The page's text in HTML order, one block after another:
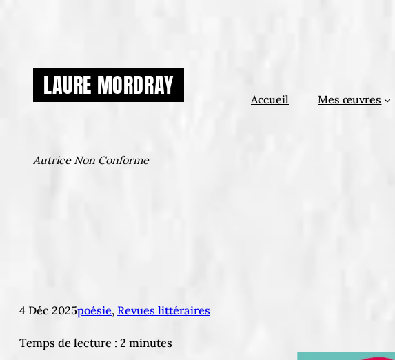
LAURE MORDRAY
Autrice Non Conforme
Accueil Mes œuvres
4 Déc 2025poésie, Revues littéraires
Temps de lecture : 2 minutes